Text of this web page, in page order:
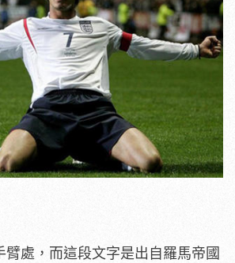
臂處，而這段文字是出自羅馬帝國